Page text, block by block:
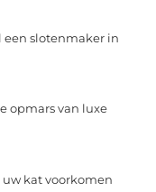
een slotenmaker in
opmars van luxe
kat voorkomen